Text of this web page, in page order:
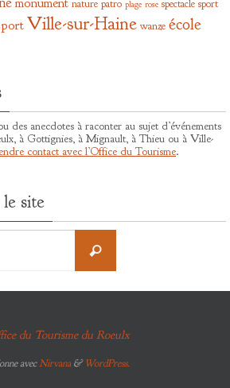
nature patro plage rose spectacle sport
Ville-sur-Haine wanze école
des anecdotes à raconter au sujet d’événements
à Gottignies, à Mignault, à Thieu ou à Ville-
contact avec l’Office du Tourisme.
site
Recherche
du Tourisme du Roeulx
avecNirvana&WordPress.